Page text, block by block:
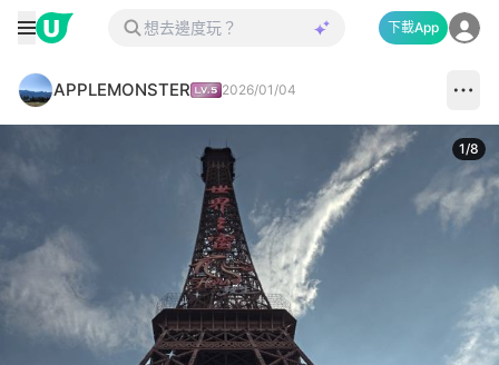
下載App
APPLEMONSTER 2026/01/04
1/8